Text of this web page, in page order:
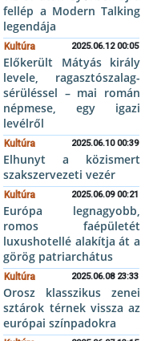
fellép a Modern Talking
legendája
Kultúra 2025.06.12 00:05
Előkerült Mátyás király
levele, ragasztószalag-
sérüléssel – mai román
népmese, egy igazi
levélről
Kultúra 2025.06.10 00:39
Elhunyt a közismert
szakszervezeti vezér
Kultúra 2025.06.09 00:21
Európa legnagyobb,
romos faépületét
luxushotellé alakítja át a
görög patriarchátus
Kultúra 2025.06.08 23:33
Orosz klasszikus zenei
sztárok térnek vissza az
európai színpadokra